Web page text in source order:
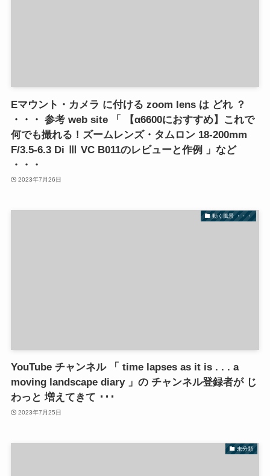
Eマウント・カメラ に付ける zoom lens は どれ ？
・・・ 参考 web site 「 【α6600におすすめ】これで
何でも撮れる！ズームレンズ・タムロン 18-200mm
F/3.5-6.3 Di Ⅲ VC B011のレビューと作例 」など
・・・
2023年7月26日
動く風景 ・・・
YouTube チャンネル 「 time lapses as it is . . . a
moving landscape diary 」の チャンネル登録者が じ
わっと 増えてきて ･･･
2023年7月25日
未分類